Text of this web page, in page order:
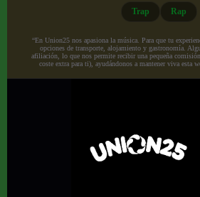
Trap Rap
“En Union25 nos apasiona la música. Para que tu
opciones de transporte, alojamiento y gastronomía.
afiliación, lo que nos permite recibir una pequeña
coste extra para ti), ayudándonos a mantener viva esta